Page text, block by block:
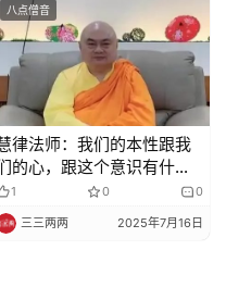
八点僧音
律法师：我们的本性跟我
的心，跟这个意识有什么
同
1 0 0
三三两两 2025年7月16日